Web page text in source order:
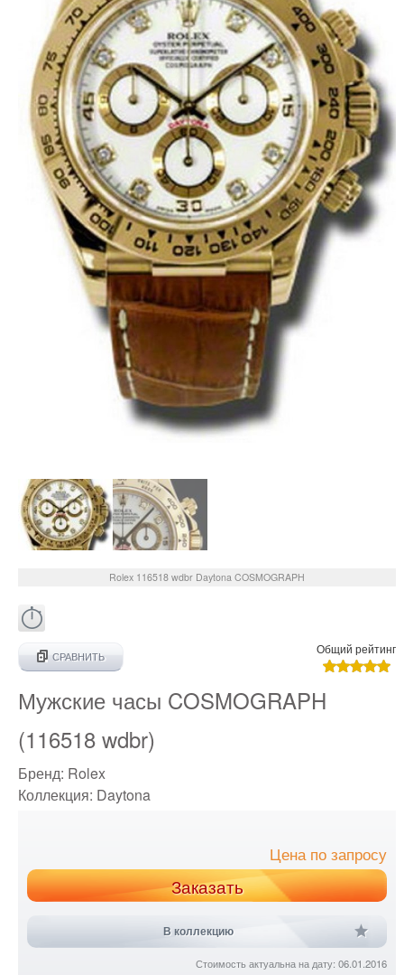
Rolex 116518 wdbr Daytona COSMOGRAPH
СРАВНИТЬ
Общий рейтинг
Мужские часы COSMOGRAPH
(116518 wdbr)
Бренд: Rolex
Коллекция: Daytona
Цена по запросу
Заказать
В коллекцию
Стоимость актуальна на дату: 06.01.2016